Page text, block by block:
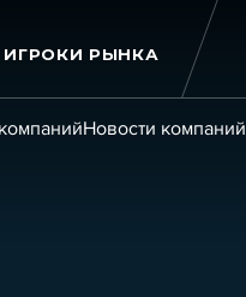
ИГРОКИ РЫНКА
Новости компаний